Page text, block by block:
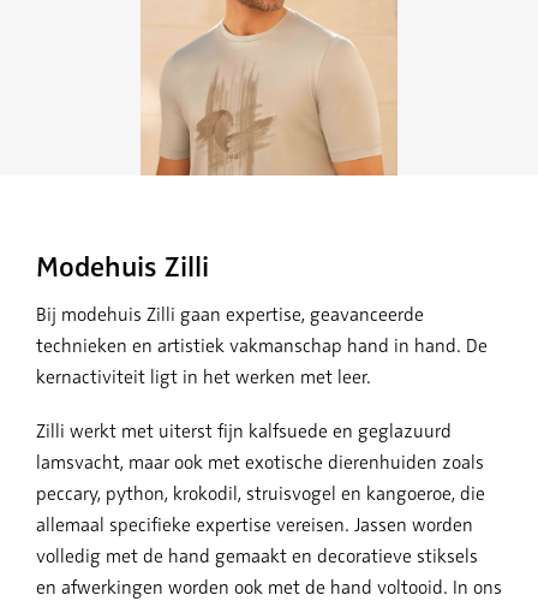
Modehuis Zilli
Bij modehuis Zilli gaan expertise, geavanceerde
technieken en artistiek vakmanschap hand in hand. De
kernactiviteit ligt in het werken met leer.
Zilli werkt met uiterst fijn kalfsuede en geglazuurd
lamsvacht, maar ook met exotische dierenhuiden zoals
peccary, python, krokodil, struisvogel en kangoeroe, die
allemaal specifieke expertise vereisen. Jassen worden
volledig met de hand gemaakt en decoratieve stiksels
en afwerkingen worden ook met de hand voltooid. In ons